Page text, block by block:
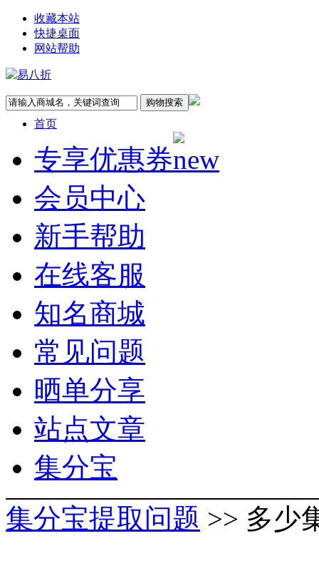
收藏本站
快捷桌面
网站帮助
首页
专享优惠券
会员中心
新手帮助
在线客服
知名商城
常见问题
晒单分享
站点文章
集分宝
集分宝提取问题 >> 多少